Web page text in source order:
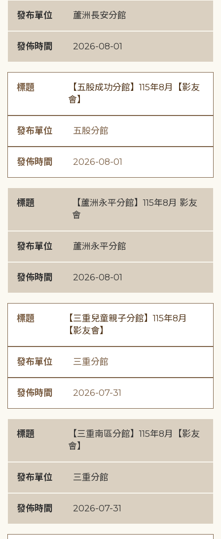
發布單位 蘆洲長安分館
發佈時間 2026-08-01
標題
【五股成功分館】115年8月【影友
會】
發布單位 五股分館
發佈時間 2026-08-01
標題
【蘆洲永平分館】115年8月 影友
會
發布單位 蘆洲永平分館
發佈時間 2026-08-01
標題
【三重兒童親子分館】115年8月
【影友會】
發布單位 三重分館
發佈時間 2026-07-31
標題
【三重南區分館】115年8月【影友
會】
發布單位 三重分館
發佈時間 2026-07-31